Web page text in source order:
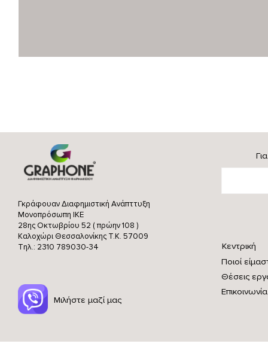
Γκράφουαν Διαφημιστική Ανάπττυξη
Μονοπρόσωπη ΙΚΕ
28ης Οκτωβρίου 52 ( πρώην 108 )
Καλοχώρι Θεσσαλονίκης Τ.Κ. 57009
Τηλ.: 2310 789030-34
Κεντρική
Ποιοί
Θέσεις
Επικοινωνία
Μιλήστε μαζί μας